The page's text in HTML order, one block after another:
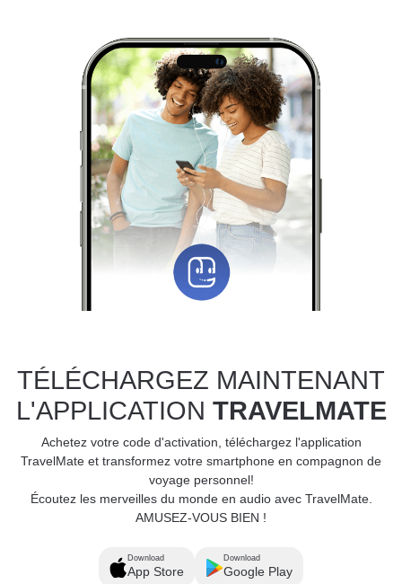
TÉLÉCHARGEZ MAINTENANT
L'APPLICATION TRAVELMATE
Achetez votre code d'activation, téléchargez l'application
TravelMate et transformez votre smartphone en compagnon de
voyage personnel!
Écoutez les merveilles du monde en audio avec TravelMate.
AMUSEZ-VOUS BIEN !
Download
App Store
Download
Google Play